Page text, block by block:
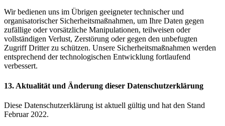
Wir bedienen uns im Übrigen geeigneter technischer und
organisatorischer Sicherheitsmaßnahmen, um Ihre Daten gegen
zufällige oder vorsätzliche Manipulationen, teilweisen oder
vollständigen Verlust, Zerstörung oder gegen den unbefugten
Zugriff Dritter zu schützen. Unsere Sicherheitsmaßnahmen werden
entsprechend der technologischen Entwicklung fortlaufend
verbessert.
13. Aktualität und Änderung dieser Datenschutzerklärung
Diese Datenschutzerklärung ist aktuell gültig und hat den Stand
Februar 2022.